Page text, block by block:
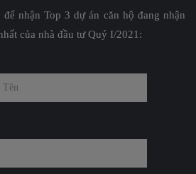
nhận Top 3 dự án căn hộ đang nhận
của nhà đầu tư Quý I/2021: